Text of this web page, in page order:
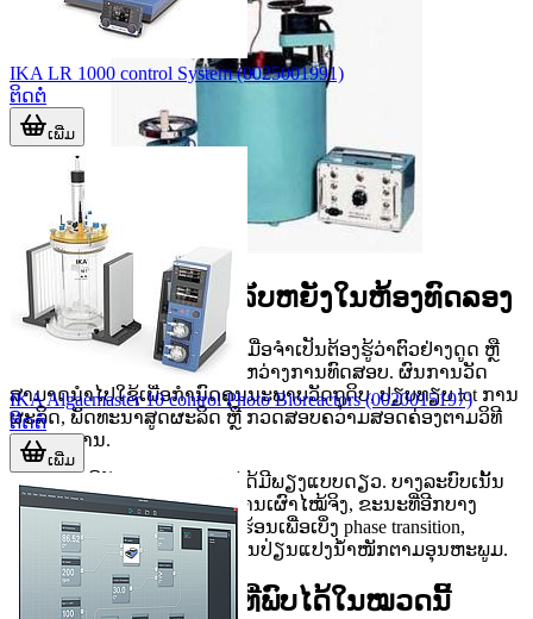
Calorimeter ໃຊ້ສຳລັບຫຍັງໃນຫ້ອງທົດລອງ
ອຸປະກອນໃນກຸ່ມນີ້ຖືກນຳໄປໃຊ້ເມື່ອຈຳເປັນຕ້ອງຮູ້ວ່າຕົວຢ່າງດູດ ຫຼື
ຄາຍຄວາມຮ້ອນແນວໃດໃນລະຫວ່າງການທົດສອບ. ຜົນການວັດ
ສາມາດນຳໄປໃຊ້ເພື່ອກຳນົດຄຸນນະພາບວັດຖຸດິບ, ປຽບທຽບ lot ການ
ຜະລິດ, ພັດທະນາສູດຜະລິດ ຫຼື ກວດສອບຄວາມສອດຄ່ອງຕາມວິທີ
ມາດຕະຖານ.
ໃນທາງປະຕິບັດ, calorimeter ບໍ່ໄດ້ມີພຽງແບບດຽວ. ບາງລະບົບເນັ້ນ
ການຫາcalorific valueຈາກການເຜົາໄໝ້ຈິງ, ຂະນະທີ່ອີກບາງ
ລະບົບເນັ້ນການສະແກນຄວາມຮ້ອນເພື່ອເບິ່ງ phase transition,
oxidation, decomposition ຫຼື ການປ່ຽນແປງນ້ຳໜັກຕາມອຸນຫະພູມ.
ປະເພດການທົດສອບທີ່ພົບໄດ້ໃນໝວດນີ້
IKA LR 1000 control System (0025001991)
ຕິດຕໍ່
ເພີ່ມ
IKA Algaemaster 10 control Photo Bioreactors (0020015197)
ຕິດຕໍ່
ເພີ່ມ